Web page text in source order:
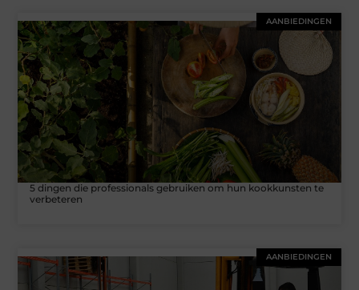
AANBIEDINGEN
5 dingen die professionals gebruiken om hun kookkunsten te
verbeteren
AANBIEDINGEN